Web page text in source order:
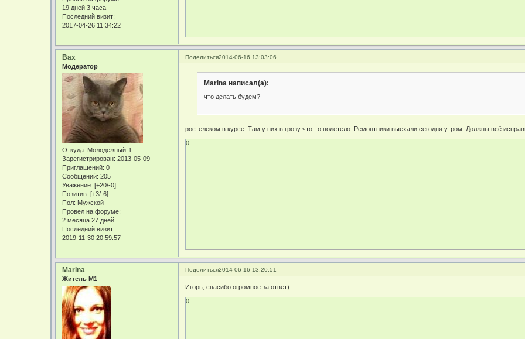
19 дней 3 часа
Последний визит:
2017-04-26 11:34:22
Поделиться2014-06-16 13:03:06
Bax
Модератор
Откуда: Молодёжный-1
Зарегистрирован: 2013-05-09
Приглашений: 0
Сообщений: 205
Уважение: [+20/-0]
Позитив: [+3/-6]
Пол: Мужской
Провел на форуме:
2 месяца 27 дней
Последний визит:
2019-11-30 20:59:57
Marina написал(а):
что делать будем?
ростелеком в курсе. Там у них в грозу что-то полетело. Ремонтники выехали сегодня утром. Должны всё
0
Поделиться2014-06-16 13:20:51
Marina
Житель М1
Игорь, спасибо огромное за ответ)
0